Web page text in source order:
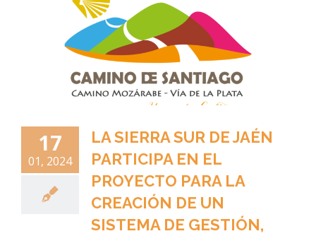
17
01, 2024
LA SIERRA SUR DE JAÉN
PARTICIPA EN EL
PROYECTO PARA LA
CREACIÓN DE UN
SISTEMA DE GESTIÓN,